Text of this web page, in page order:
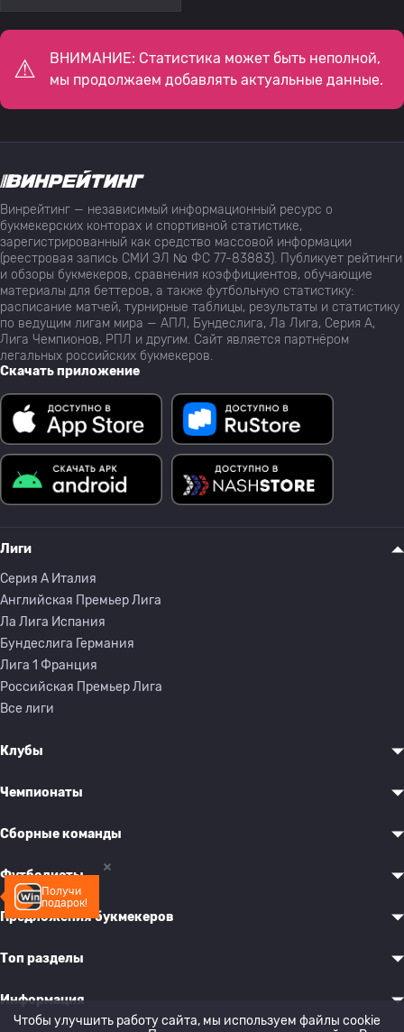
ВНИМАНИЕ: Статистика может быть неполной,
мы продолжаем добавлять актуальные данные.
Получи
подарок!
Винрейтинг — независимый информационный ресурс о
букмекерских конторах и спортивной статистике,
зарегистрированный как средство массовой информации
(реестровая запись СМИ ЭЛ № ФС 77-83883). Публикует рейтинги
и обзоры букмекеров, сравнения коэффициентов, обучающие
материалы для беттеров, а также футбольную статистику:
расписание матчей, турнирные таблицы, результаты и статистику
по ведущим лигам мира — АПЛ, Бундеслига, Ла Лига, Серия А,
Лига Чемпионов, РПЛ и другим. Сайт является партнёром
легальных российских букмекеров.
Скачать приложение
Лиги
Серия A Италия
Английская Премьер Лига
Ла Лига Испания
Бундеслига Германия
Лига 1 Франция
Российская Премьер Лига
Все лиги
Клубы
Чемпионаты
Сборные команды
Футболисты
Предложения букмекеров
Топ разделы
Информация
Чтобы улучшить работу сайта, мы используем файлы cookie